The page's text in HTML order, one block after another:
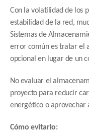
Con la volatilidad de los
estabilidad de la red,
Sistemas de
error común es tratar el
opcional en lugar de un
No evaluar el
proyecto para reducir
energético o
Cómo evitarlo: